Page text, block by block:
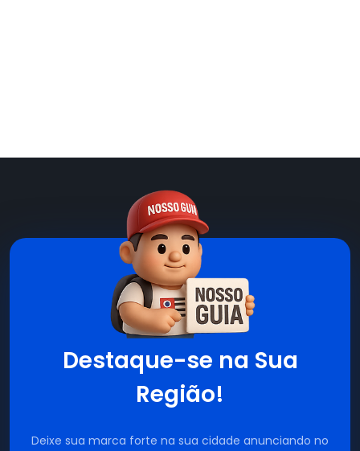
Destaque-se na Sua
Região!
Deixe sua marca forte na sua cidade anunciando no